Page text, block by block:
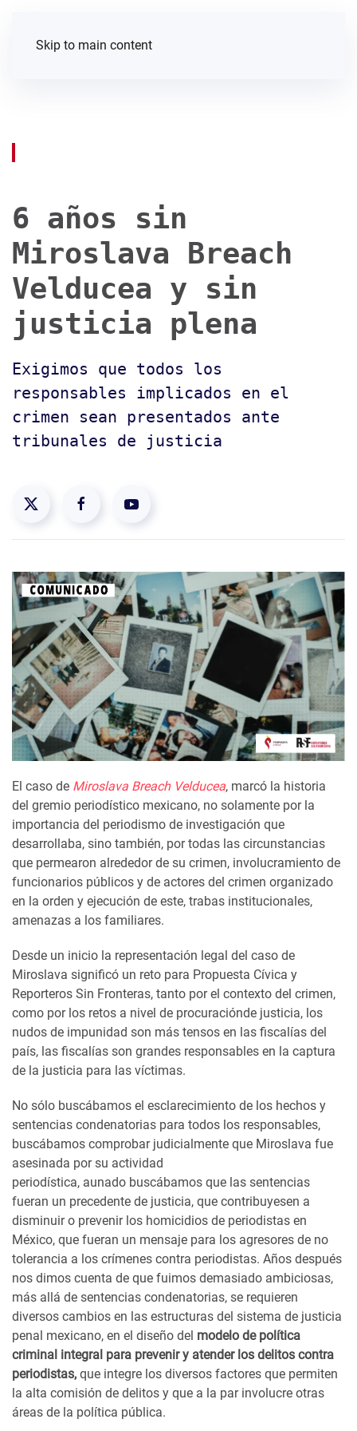
Skip to main content
6 años sin
Miroslava Breach
Velducea y sin
justicia plena
Exigimos que todos los
responsables implicados en el
crimen sean presentados ante
tribunales de justicia
El caso de Miroslava Breach Velducea, marcó la historia
del gremio periodístico mexicano, no solamente por la
importancia del periodismo de investigación que
desarrollaba, sino también, por todas las circunstancias
que permearon alrededor de su crimen, involucramiento de
funcionarios públicos y de actores del crimen organizado
en la orden y ejecución de este, trabas institucionales,
amenazas a los familiares.
Desde un inicio la representación legal del caso de
Miroslava significó un reto para Propuesta Cívica y
Reporteros Sin Fronteras, tanto por el contexto del crimen,
como por los retos a nivel de procuraciónde justicia, los
nudos de impunidad son más tensos en las fiscalías del
país, las fiscalías son grandes responsables en la captura
de la justicia para las víctimas.
No sólo buscábamos el esclarecimiento de los hechos y
sentencias condenatorias para todos los responsables,
buscábamos comprobar judicialmente que Miroslava fue
asesinada por su actividad
periodística, aunado buscábamos que las sentencias
fueran un precedente de justicia, que contribuyesen a
disminuir o prevenir los homicidios de periodistas en
México, que fueran un mensaje para los agresores de no
tolerancia a los crímenes contra periodistas. Años después
nos dimos cuenta de que fuimos demasiado ambiciosas,
más allá de sentencias condenatorias, se requieren
diversos cambios en las estructuras del sistema de justicia
penal mexicano, en el diseño del modelo de política
criminal integral para prevenir y atender los delitos contra
periodistas, que integre los diversos factores que permiten
la alta comisión de delitos y que a la par involucre otras
áreas de la política pública.